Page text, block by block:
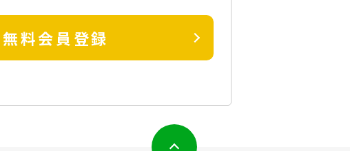
無料会員登録